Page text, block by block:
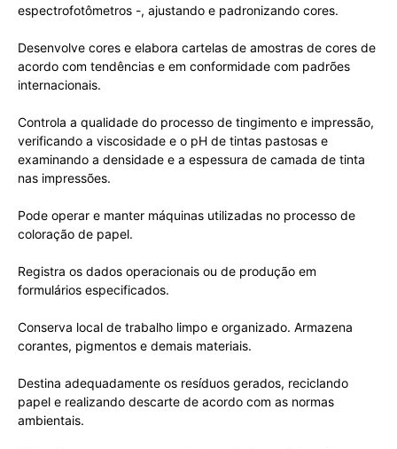
espectrofotômetros -, ajustando e padronizando cores.
Desenvolve cores e elabora cartelas de amostras de cores de
acordo com tendências e em conformidade com padrões
internacionais.
Controla a qualidade do processo de tingimento e impressão,
verificando a viscosidade e o pH de tintas pastosas e
examinando a densidade e a espessura de camada de tinta
nas impressões.
Pode operar e manter máquinas utilizadas no processo de
coloração de papel.
Registra os dados operacionais ou de produção em
formulários especificados.
Conserva local de trabalho limpo e organizado. Armazena
corantes, pigmentos e demais materiais.
Destina adequadamente os resíduos gerados, reciclando
papel e realizando descarte de acordo com as normas
ambientais.